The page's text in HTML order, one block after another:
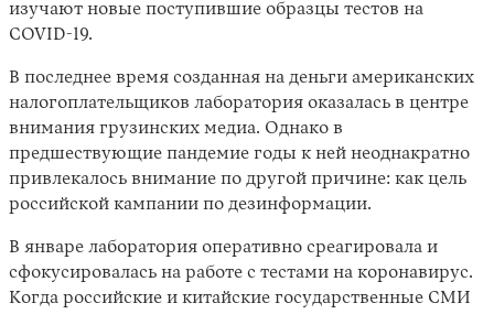
изучают новые поступившие образцы тестов на
COVID-19.
В последнее время созданная на деньги американских
налогоплательщиков лаборатория оказалась в центре
внимания грузинских медиа. Однако в
предшествующие пандемие годы к ней неоднакратно
привлекалось внимание по другой причине: как цель
российской кампании по дезинформации.
В январе лаборатория оперативно среагировала и
сфокусировалась на работе с тестами на коронавирус.
Когда российские и китайские государственные СМИ